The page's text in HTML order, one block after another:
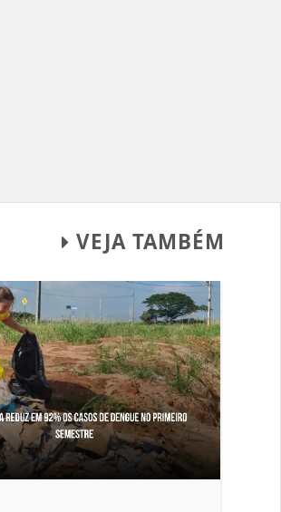
VEJA TAMBÉM